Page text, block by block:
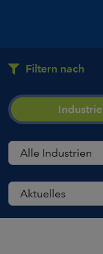
Filtern nach
Industrie